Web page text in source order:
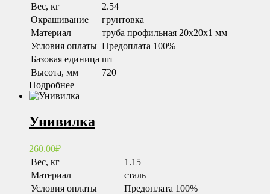
Вес, кг
2.54
Окрашивание
грунтовка
Материал
труба профильная 20х20х1 мм
Условия оплаты Предоплата 100%
Базовая единица шт
Высота, мм
720
Подробнее
Унивилка
260.00₽
Вес, кг
1.15
Материал
сталь
Условия оплаты
Предоплата 100%